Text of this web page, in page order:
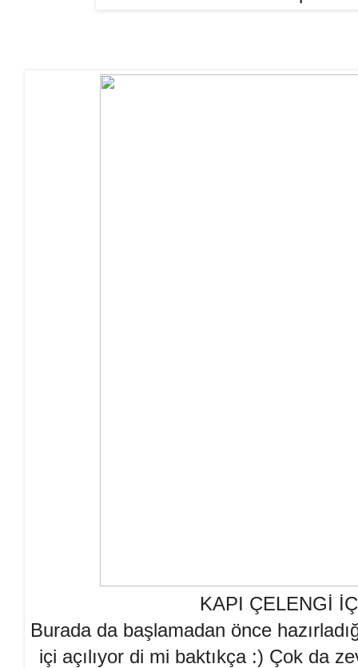
KAPI ÇELENGİ
Burada da başlamadan önce
içi açılıyor di mi baktıkça :) Çok da